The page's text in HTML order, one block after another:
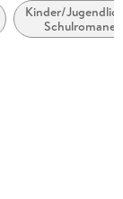
Kinder/
Schulromane